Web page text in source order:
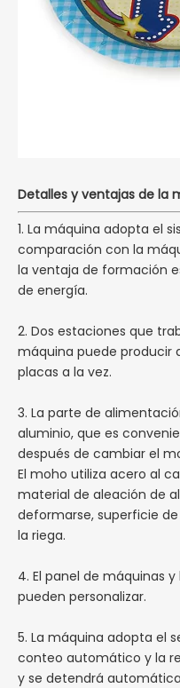
Detalles y ventajas de la
1. La máquina adopta el
comparación con la
la ventaja de formación
de energía.
2. Dos estaciones que
máquina puede producir
placas a la vez.
3. La parte de
aluminio, que es
después de cambiar el
El moho utiliza acero al
material de aleación de
deformarse, superficie
la riega.
4. El panel de máquinas
pueden personalizar.
5. La máquina adopta el
conteo automático y la
y se detendrá